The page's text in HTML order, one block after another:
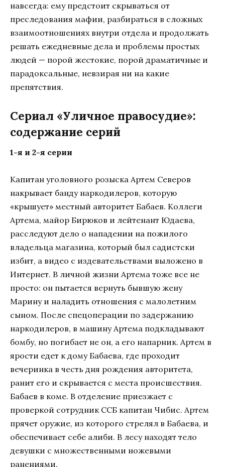
навсегда: ему предстоит скрываться от
преследования мафии, разбираться в сложных
взаимоотношениях внутри отдела и продолжать
решать ежедневные дела и проблемы простых
людей — порой жестокие, порой драматичные и
парадоксальные, невзирая ни на какие
препятствия.
Сериал «Уличное правосудие»:
содержание серий
1-я и 2-я серии
Капитан уголовного розыска Артем Северов
накрывает банду наркодилеров, которую
«крышует» местный авторитет Бабаев. Коллеги
Артема, майор Бирюков и лейтенант Юдаева,
расследуют дело о нападении на пожилого
владельца магазина, который был садистски
избит, а видео с издевательствами выложено в
Интернет. В личной жизни Артема тоже все не
просто: он пытается вернуть бывшую жену
Марину и наладить отношения с малолетним
сыном. После спецоперации по задержанию
наркодилеров, в машину Артема подкладывают
бомбу, но погибает не он, а его напарник. Артем в
ярости едет к дому Бабаева, где проходит
вечеринка в честь дня рождения авторитета,
ранит его и скрывается с места происшествия.
Бабаев в коме. В отделение приезжает с
проверкой сотрудник ССБ капитан Чибис. Артем
прячет оружие, из которого стрелял в Бабаева, и
обеспечивает себе алиби. В лесу находят тело
девушки с множественными ножевыми
ранениями.